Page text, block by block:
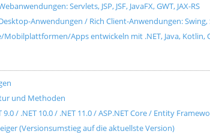
Servlets, JSP, JSF, JavaFX, GWT, JAX-RS
Anwendungen / Rich Client-Anwendungen: Swing,
Mobilplattformen/Apps entwickeln mit .NET, Java, Kotlin,
und Methoden
9.0 / .NET 10.0 / .NET 11.0 / ASP.NET Core / Entity
(Versionsumstieg auf die aktuellste Version)